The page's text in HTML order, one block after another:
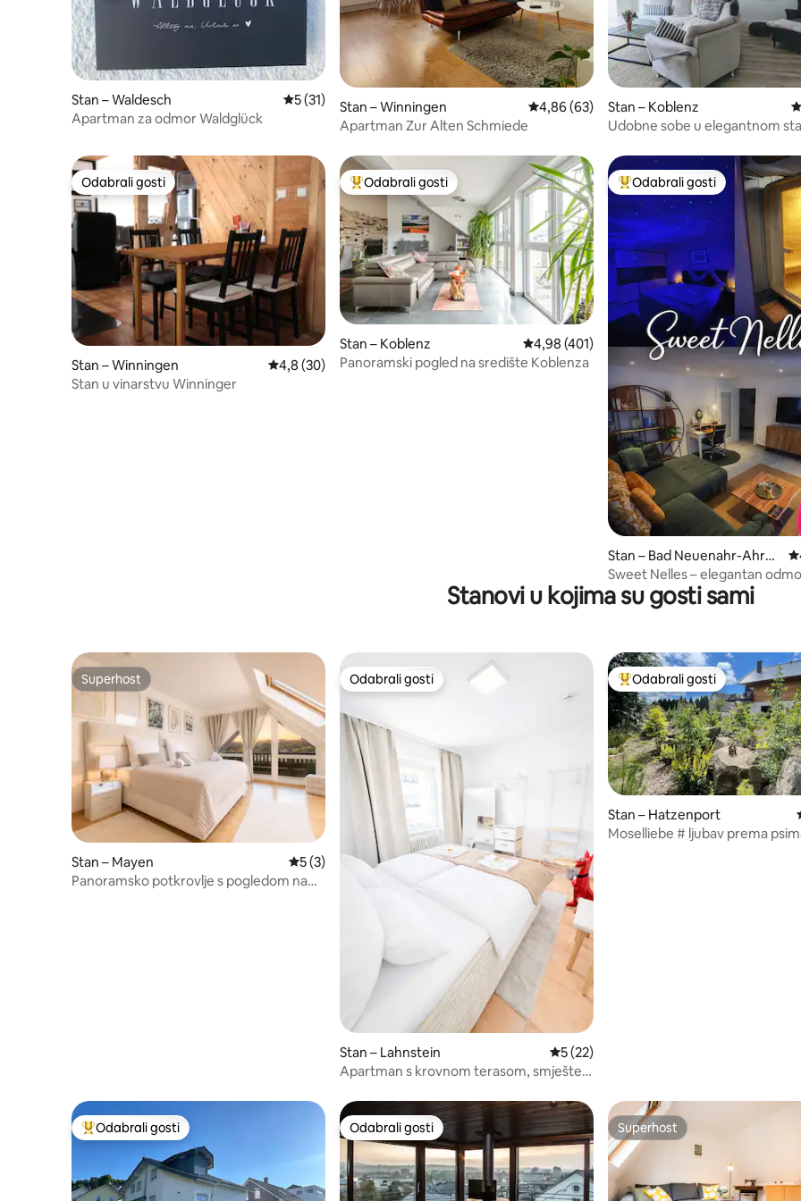
Stan – Waldesch Prosječna ocjena: 5/5, recenzija: 31
5 (31)
Apartman za odmor Waldglück
Stan – Winningen Prosječna ocjena: 4,86/5, recenzija: 63
4,86 (63)
Apartman Zur Alten Schmiede
Stan – Koblenz
Udobne sobe u elegantnom
Odabrali gosti
Odabrali gosti
Stan – Winningen Prosječna ocjena: 4,8/5, recenzija: 30
4,8 (30)
Stan u vinarstvu Winninger
Među najviše rangiranima s oznakom „Odabrali gosti”
Odabrali gosti
Stan – Koblenz Prosječna ocjena: 4,98/5, recenzija: 401
4,98 (401)
Panoramski pogled na središte Koblenza
Među najviše rangiranima s
Odabrali gosti
Stan – Bad Neuenahr-Ahrw
eiler
Sweet Nelles – elegantan
privatnom saunom
Stanovi u kojima su gosti sami
Superhost
Superhost
Stan – Mayen Prosječna ocjena: 5/5, recenzija: 3
5 (3)
Panoramsko potkrovlje s pogledom na
Odabrali gosti
Odabrali gosti
Stan – Lahnstein Prosječna ocjena: 5/5, recenzija: 22
5 (22)
Apartman s krovnom terasom, smješten
Među najviše rangiranima s
Odabrali gosti
Stan – Hatzenport
Moselliebe # ljubav prema
Među najviše rangiranima s oznakom „Odabrali gosti”
Odabrali gosti Odabrali gosti
Odabrali gosti Superhost
Superhost